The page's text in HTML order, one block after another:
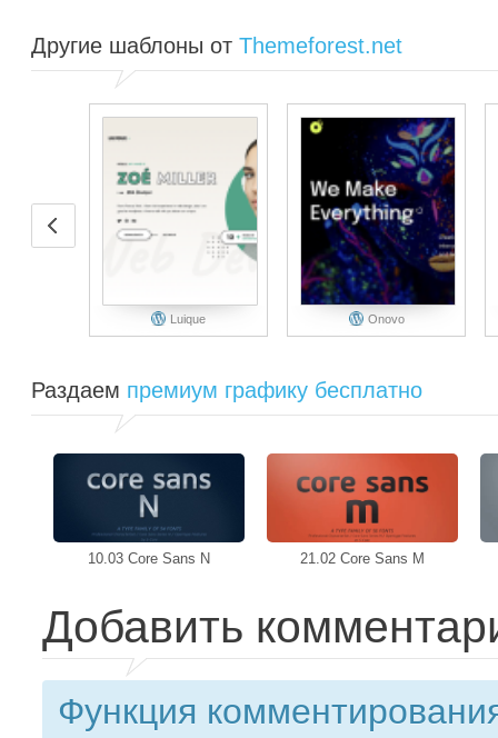
Другие шаблоны от Themeforest.net
Luique Onovo
Раздаем премиум графику бесплатно
10.03 Core Sans N 21.02 Core Sans M
Добавить
Функция